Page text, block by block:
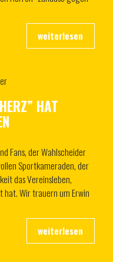
HAT
Fans, der Wahlscheider
Sportkameraden, der
das Vereinsleben,
Wir trauern um Erwin